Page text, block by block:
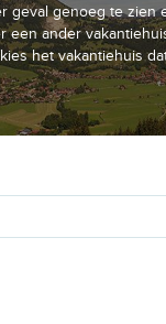
geval genoeg te zien
een ander
het vakantiehuis